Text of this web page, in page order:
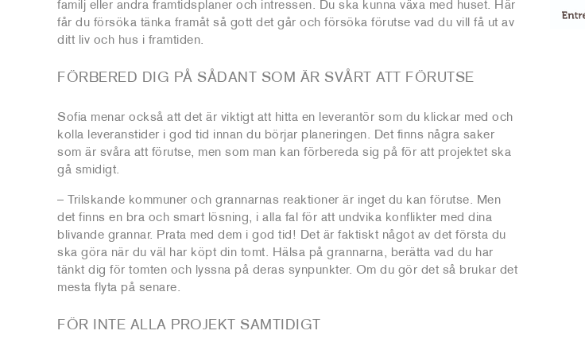
familj eller andra framtidsplaner och intressen. Du ska kunna växa med huset. Här
får du försöka tänka framåt så gott det går och försöka förutse vad du vill få ut av
ditt liv och hus i framtiden.
FÖRBERED DIG PÅ SÅDANT SOM ÄR SVÅRT ATT FÖRUTSE
Sofia menar också att det är viktigt att hitta en leverantör som du klickar med och
kolla leveranstider i god tid innan du börjar planeringen. Det finns några saker
som är svåra att förutse, men som man kan förbereda sig på för att projektet ska
gå smidigt.
– Trilskande kommuner och grannarnas reaktioner är inget du kan förutse. Men
det finns en bra och smart lösning, i alla fal för att undvika konflikter med dina
blivande grannar. Prata med dem i god tid! Det är faktiskt något av det första du
ska göra när du väl har köpt din tomt. Hälsa på grannarna, berätta vad du har
tänkt dig för tomten och lyssna på deras synpunkter. Om du gör det så brukar det
mesta flyta på senare.
FÖR INTE ALLA PROJEKT SAMTIDIGT